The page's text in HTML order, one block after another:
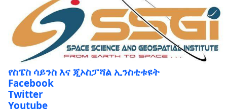
የስፔስ ሳይንስ እና ጂኦስፓሻል ኢንስቲቱዩት
Facebook
Twitter
Youtube